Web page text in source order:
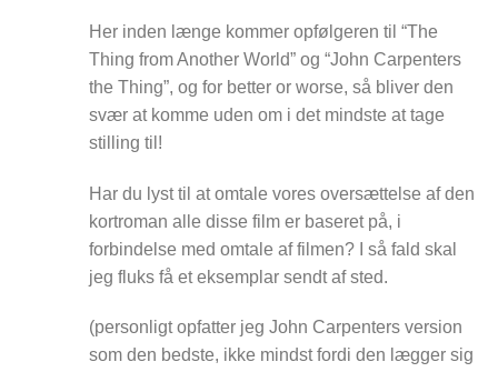
Her inden længe kommer opfølgeren til “The
Thing from Another World” og “John Carpenters
the Thing”, og for better or worse, så bliver den
svær at komme uden om i det mindste at tage
stilling til!
Har du lyst til at omtale vores oversættelse af den
kortroman alle disse film er baseret på, i
forbindelse med omtale af filmen? I så fald skal
jeg fluks få et eksemplar sendt af sted.
(personligt opfatter jeg John Carpenters version
som den bedste, ikke mindst fordi den lægger sig